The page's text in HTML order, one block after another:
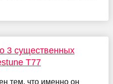
3 существенных
T77
тем, что именно он